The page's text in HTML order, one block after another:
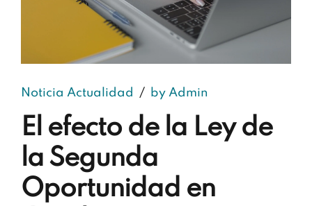
Noticia Actualidad by Admin
El efecto de la Ley de
la Segunda
Oportunidad en